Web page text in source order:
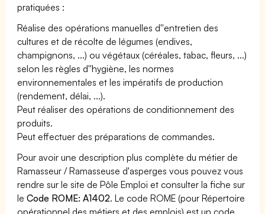
pratiquées :
Réalise des opérations manuelles d''entretien des
cultures et de récolte de légumes (endives,
champignons, ...) ou végétaux (céréales, tabac, fleurs, ...)
selon les règles d''hygiène, les normes
environnementales et les impératifs de production
(rendement, délai, ...).
Peut réaliser des opérations de conditionnement des
produits.
Peut effectuer des préparations de commandes.
Pour avoir une description plus complète du métier de
Ramasseur / Ramasseuse d'asperges vous pouvez vous
rendre sur le site de Pôle Emploi et consulter la fiche sur
leCode ROME: A1402. Le code ROME (pour Répertoire
opérationnel des métiers et des emplois) est un code